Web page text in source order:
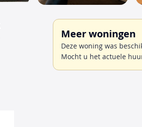
Meer woningen
Deze woning was
Mocht u het actuele